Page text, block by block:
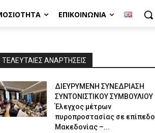
ΕΠΙΚΟΙΝΩΝΊΑ
ΤΕΛΕΥΤΑΙΕΣ ΑΝΑΡΤΗΣΕΙΣ
ΔΙΕΥΡΥΜΕΝΗ ΣΥΝΕΔΡΙΑΣΗ
ΣΥΝΤΟΝΙΣΤΙΚΟΥ ΣΥΜΒΟΥΛΙΟΥ
Έλεγχος μέτρων
πυροπροστασίας σε επίπεδο
Μακεδονίας –...